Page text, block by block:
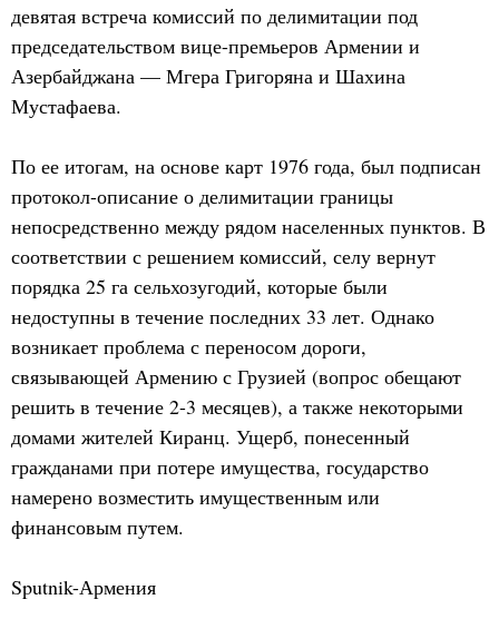
девятая встреча комиссий по делимитации под
председательством вице-премьеров Армении и
Азербайджана — Мгера Григоряна и Шахина
Мустафаева.
По ее итогам, на основе карт 1976 года, был подписан
протокол-описание о делимитации границы
непосредственно между рядом населенных пунктов. В
соответствии с решением комиссий, селу вернут
порядка 25 га сельхозугодий, которые были
недоступны в течение последних 33 лет. Однако
возникает проблема с переносом дороги,
связывающей Армению с Грузией (вопрос обещают
решить в течение 2-3 месяцев), а также некоторыми
домами жителей Киранц. Ущерб, понесенный
гражданами при потере имущества, государство
намерено возместить имущественным или
финансовым путем.
Sputnik-Армения